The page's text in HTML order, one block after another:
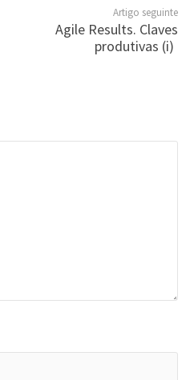
Artigo seguinte
Agile Results. Claves
produtivas (i)